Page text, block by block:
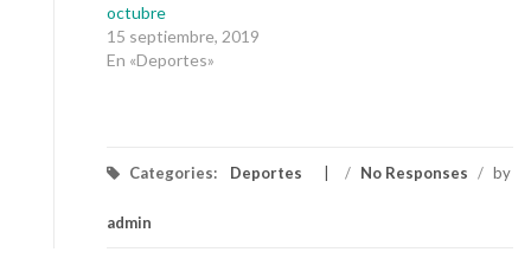
octubre
15 septiembre, 2019
En «Deportes»
Categories: Deportes / No Responses / by
admin